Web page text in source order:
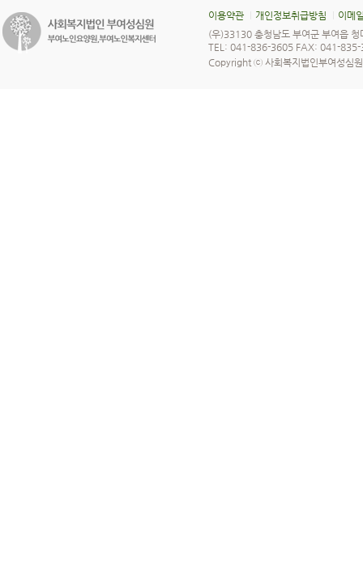
이용약관 개인정보취급방침
이메
(우)33130 충청남도 부여군 부여읍
TEL: 041-836-3605 FAX: 041-
Copyright ⓒ 사회복지법인부여성심